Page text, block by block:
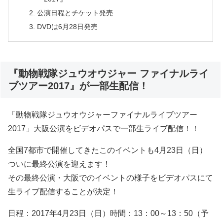
公演日程とチケット発売
DVDは6月28日発売
『動物戦隊ジュウオウジャー ファイナルライ
ブツアー2017』が一部生配信！
「動物戦隊ジュウオウジャーファイナルライブツアー
2017」大阪公演をビデオパスで一部生ライブ配信！！
全国7都市で開催してきたこのイベントも4月23日（日）
ついに最終公演を迎えます！
その最終公演・大阪でのイベントの様子をビデオパスにて
生ライブ配信することが決定！
日程：2017年4月23日（日）時間：13：00～13：50（予